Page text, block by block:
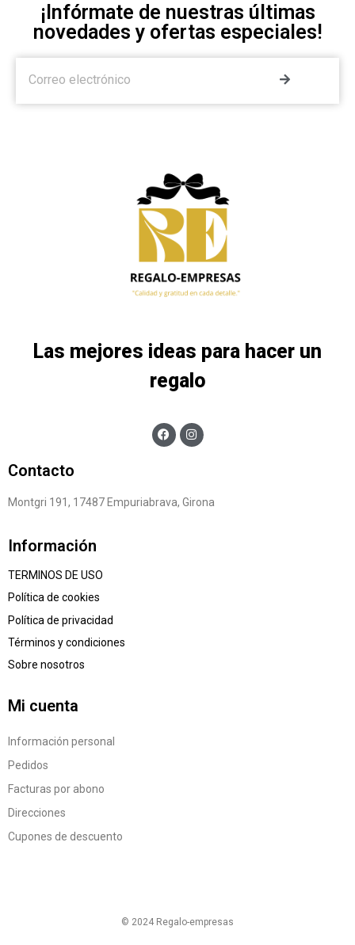
¡Infórmate de nuestras últimas
novedades y ofertas especiales!
Las mejores ideas para hacer un
regalo
Contacto
Montgri 191, 17487 Empuriabrava, Girona
Información
TERMINOS DE USO
Política de cookies
Política de privacidad
Términos y condiciones
Sobre nosotros
Mi cuenta
Información personal
Pedidos
Facturas por abono
Direcciones
Cupones de descuento
© 2024 Regalo-empresas